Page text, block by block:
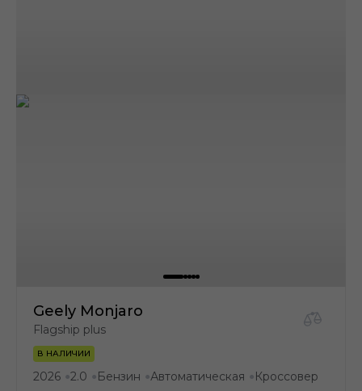
Geely Monjaro
Flagship plus
В НАЛИЧИИ
2026 ●2.0 ● Бензин ●Автоматическая ● Кроссовер